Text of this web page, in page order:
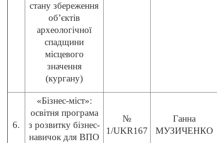
стану збереження
об’єктів
археологічної
спадщини
місцевого
значення
(кургану)
6.
«Бізнес-міст»:
освітня програма
з розвитку бізнес-
навичок для ВПО
№
1/UKR167
Ганна
МУЗИЧЕНКО